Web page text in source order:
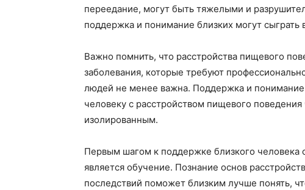
переедание, могут быть тяжелыми и
поддержка и понимание близких могут
Важно помнить, что расстройства пищевого
заболевания, которые требуют
людей не менее важна. Поддержка и
человеку с расстройством пищевого
изолированным.
Первым шагом к поддержке близкого человека
является обучение. Познание основ
последствий поможет близким лучше понять,